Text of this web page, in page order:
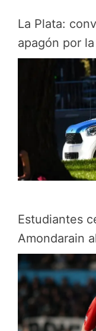
La Plata:
apagón por
Estudiantes
Amondarain